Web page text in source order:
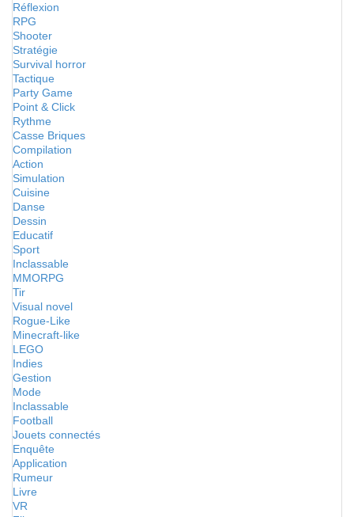
Réflexion
RPG
Shooter
Stratégie
Survival horror
Tactique
Party Game
Point & Click
Rythme
Casse Briques
Compilation
Action
Simulation
Cuisine
Danse
Dessin
Educatif
Sport
Inclassable
MMORPG
Tir
Visual novel
Rogue-Like
Minecraft-like
LEGO
Indies
Gestion
Mode
Inclassable
Football
Jouets connectés
Enquête
Application
Rumeur
Livre
VR